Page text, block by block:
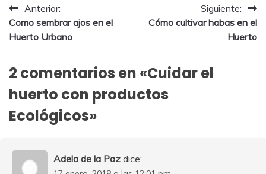
Navegación
de
Anterior:
Como sembrar ajos en el
Huerto Urbano
Siguiente:
Cómo cultivar habas en el
Huerto
2 comentarios en «Cuidar el
huerto con productos
Ecológicos»
Adela de la Paz dice: